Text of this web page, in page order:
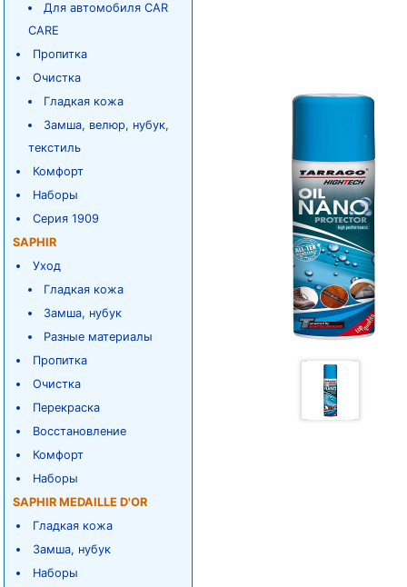
Для автомобиля CAR
CARE
Пропитка
Очистка
Гладкая кожа
Замша, велюр, нубук,
текстиль
Комфорт
Наборы
Серия 1909
SAPHIR
Уход
Гладкая кожа
Замша, нубук
Разные материалы
Пропитка
Очистка
Перекраска
Восстановление
Комфорт
Наборы
SAPHIR MEDAILLE D'OR
Гладкая кожа
Замша, нубук
Наборы